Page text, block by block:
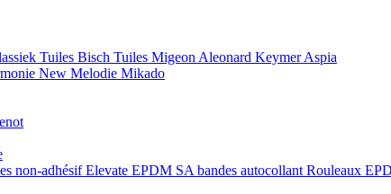
Tuiles Bisch Tuiles Migeon Aleonard KeymerAspia
New Melodie Mikado
non-adhésifElevate EPDM SA bandes autocollant Rouleaux